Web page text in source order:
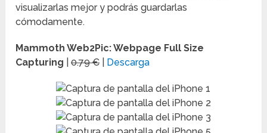
visualizarlas mejor y podrás guardarlas
cómodamente.
Mammoth Web2Pic: Webpage Full Size
Capturing |0.79 € Descarga